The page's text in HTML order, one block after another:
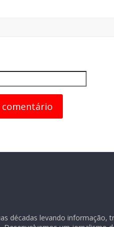
décadas levando informação,